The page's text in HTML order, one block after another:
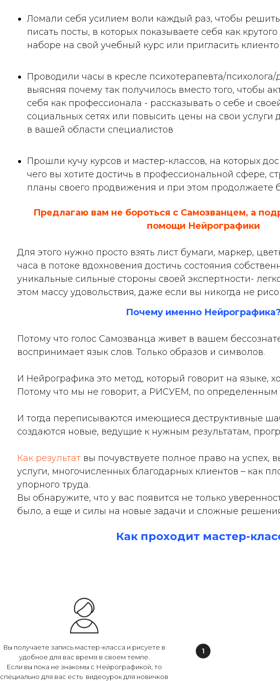
Ломали себя усилием воли каждый раз, чтобы
писать посты, в которых показываете себя как
наборе на свой учебный курс или пригласить
Проводили часы в кресле психотерапевта/психолога/
выясняя почему так получилось вместо того, чтобы
себя как профессионала - рассказывать о себе и
социальных сетях или повысить цены на свои услуги
в вашей области специалистов
Прошли кучу курсов и мастер-классов, на которых
чего вы хотите достичь в профессиональной сфере,
планы своего продвижения и при этом продолжаете
Предлагаю вам не бороться с Самозванцем, а
помощи Нейрографики
Для этого нужно просто взять лист бумаги, маркер,
часа в потоке вдохновения достичь состояния
уникальные сильные стороны своей экспертности-
этом массу удовольствия, даже если вы никогда не
Почему именно Нейрографика?
Потому что голос Самозванца живет в вашем
воспринимает язык слов. Только образов и символов.
И Нейрографика это метод, который говорит на языке,
Потому что мы не говорит, а РИСУЕМ, по
И тогда переписываются имеющиеся деструктивные
создаются новые, ведущие к нужным результатам,
Как результат вы почувствуете полное право на успех,
услуги, многочисленных благодарных клиентов – как
упорного труда.
Вы обнаружите, что у вас появится не только
было, а еще и силы на новые задачи и сложные
Как проходит мастер-
Вы получаете запись мастер-класса и рисуете в
удобное для вас время в своем темпе.
Если вы пока не знакомы с Нейрографикой, то
специально для вас есть видеоурок для новичков